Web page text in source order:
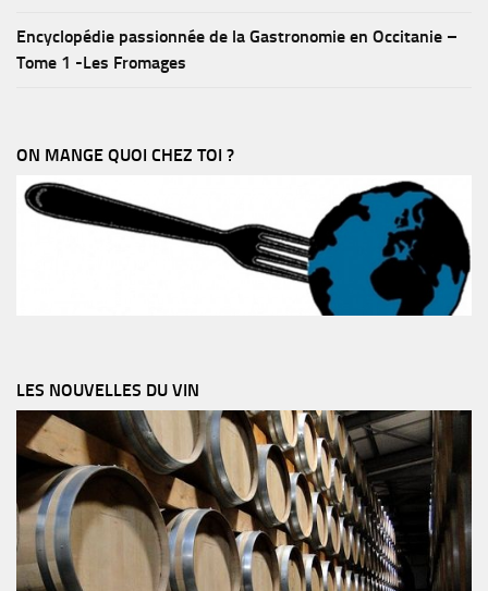
Encyclopédie passionnée de la Gastronomie en Occitanie –
Tome 1 -Les Fromages
ON MANGE QUOI CHEZ TOI ?
LES NOUVELLES DU VIN